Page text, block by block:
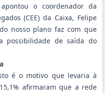
o coordenador da
(CEE) da Caixa, Felipe
do nosso plano faz com que
possibilidade de saída do
é o motivo que levaria à
afirmaram que a rede